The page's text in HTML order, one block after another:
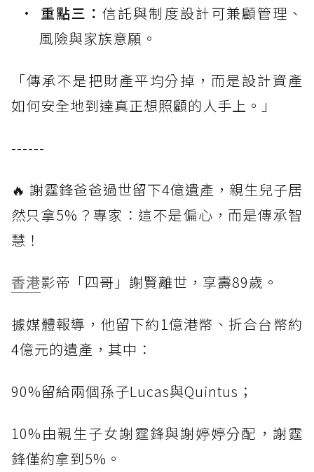
重點三：信託與制度設計可兼顧管理、
風險與家族意願。
「傳承不是把財產平均分掉，而是設計資產
如何安全地到達真正想照顧的人手上。」
------
🔥 謝霆鋒爸爸過世留下4億遺產，親生兒子居
然只拿5%？專家：這不是偏心，而是傳承智
慧！
香港影帝「四哥」謝賢離世，享壽89歲。
據媒體報導，他留下約1億港幣、折合台幣約
4億元的遺產，其中：
90%留給兩個孫子Lucas與Quintus；
10%由親生子女謝霆鋒與謝婷婷分配，謝霆
鋒僅約拿到5%。